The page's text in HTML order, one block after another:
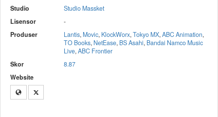
Studio
Studio Massket
Lisensor
-
Produser
Lantis, Movic, KlockWorx,Tokyo MX,ABC Animation,
TO Books, NetEase, BS Asahi, Bandai Namco Music
Live,ABC Frontier
Skor
8.87
Website